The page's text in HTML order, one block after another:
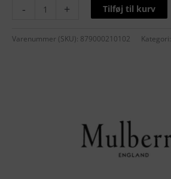
- + Tilføj til kurv
Varenummer (SKU): 879000210102 Kategori: